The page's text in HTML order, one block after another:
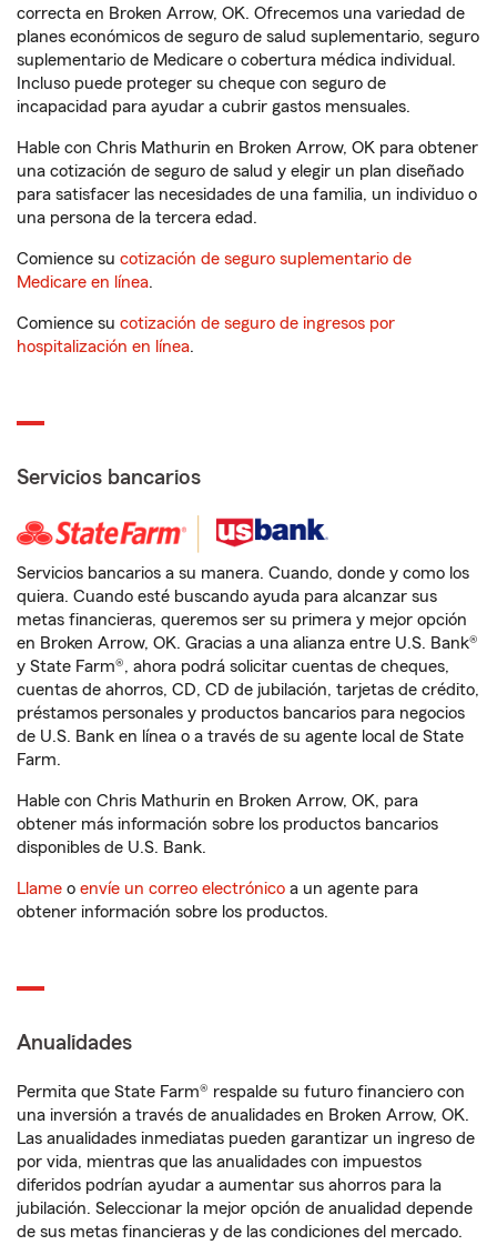
correcta en Broken Arrow, OK. Ofrecemos una variedad de
planes económicos de seguro de salud suplementario, seguro
suplementario de Medicare o cobertura médica individual.
Incluso puede proteger su cheque con seguro de
incapacidad para ayudar a cubrir gastos mensuales.
Hable con Chris Mathurin en Broken Arrow, OK para obtener
una cotización de seguro de salud y elegir un plan diseñado
para satisfacer las necesidades de una familia, un individuo o
una persona de la tercera edad.
Comience su cotización de seguro suplementario de
Medicare en línea.
Comience su cotización de seguro de ingresos por
hospitalización en línea.
Servicios bancarios
Servicios bancarios a su manera. Cuando, donde y como los
quiera. Cuando esté buscando ayuda para alcanzar sus
metas financieras, queremos ser su primera y mejor opción
en Broken Arrow, OK. Gracias a una alianza entre U.S. Bank®
y State Farm®, ahora podrá solicitar cuentas de cheques,
cuentas de ahorros, CD, CD de jubilación, tarjetas de crédito,
préstamos personales y productos bancarios para negocios
de U.S. Bank en línea o a través de su agente local de State
Farm.
Hable con Chris Mathurin en Broken Arrow, OK, para
obtener más información sobre los productos bancarios
disponibles de U.S. Bank.
Llame o envíe un correo electrónico a un agente para
obtener información sobre los productos.
Anualidades
Permita que State Farm® respalde su futuro financiero con
una inversión a través de anualidades en Broken Arrow, OK.
Las anualidades inmediatas pueden garantizar un ingreso de
por vida, mientras que las anualidades con impuestos
diferidos podrían ayudar a aumentar sus ahorros para la
jubilación. Seleccionar la mejor opción de anualidad depende
de sus metas financieras y de las condiciones del mercado.